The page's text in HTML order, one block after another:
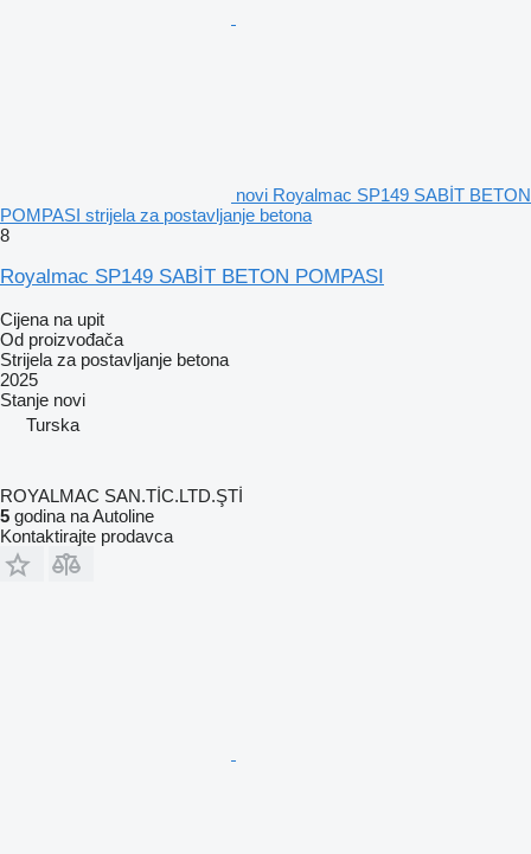
novi Royalmac SP149 SABİT BETON
POMPASI strijela za postavljanje betona
8
Royalmac SP149 SABİT BETON POMPASI
Cijena na upit
Od proizvođača
Strijela za postavljanje betona
2025
Stanje novi
Turska
ROYALMAC SAN.TİC.LTD.ŞTİ
5 godina na Autoline
Kontaktirajte prodavca